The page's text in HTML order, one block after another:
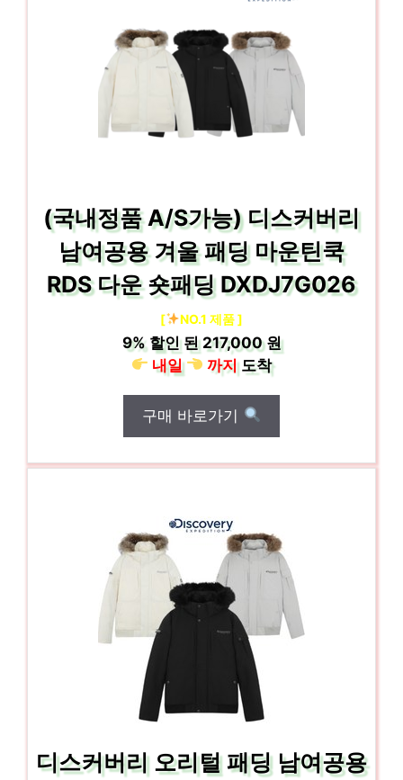
(국내정품 A/S가능) 디스커버리
남여공용 겨울 패딩 마운틴쿡
RDS 다운 숏패딩 DXDJ7G026
[ NO.1 제품 ]
9%할인 된217,000 원
내일
까지도착
구매 바로가기
디스커버리 오리털 패딩 남여공용